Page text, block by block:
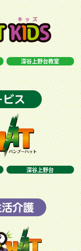
深谷上野台教室
深谷上野台